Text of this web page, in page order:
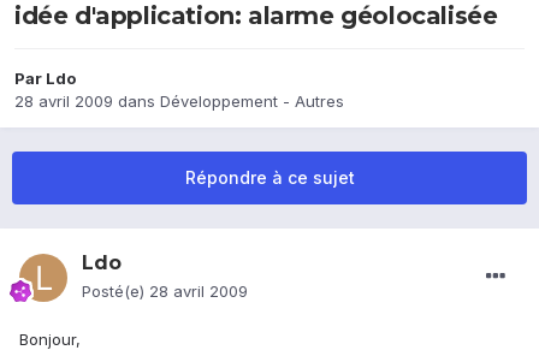
idée d'application: alarme géolocalisée
Par Ldo
28 avril 2009 dans Développement - Autres
Répondre à ce sujet
Ldo
Posté(e) 28 avril 2009
Bonjour,